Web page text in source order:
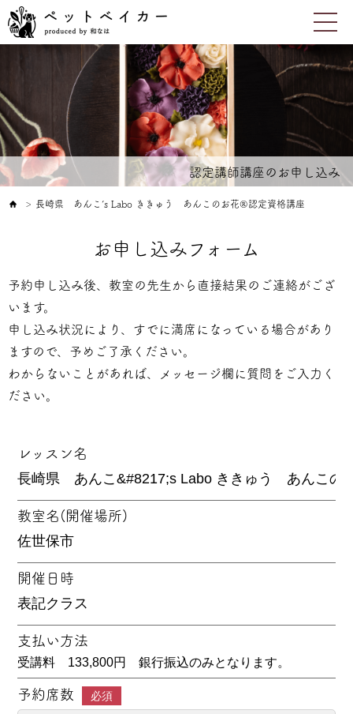
認定講師講座のお申し込み
＞ 長崎県 あんこ’s Labo ききゅう あんこのお花®認定資格講座
お申し込みフォーム
予約申し込み後、教室の先生から直接結果のご連絡がござ
います。
申し込み状況により、すでに満席になっている場合があり
ますので、予めご了承ください。
わからないことがあれば、メッセージ欄に質問をご入力く
ださい。
レッスン名
教室名(開催場所)
開催日時
支払い方法
受講料 133,800円 銀行振込のみとなります。
予約席数 必須